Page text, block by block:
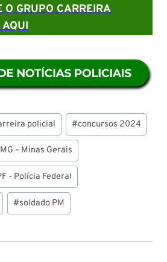
O GRUPO CARREIRA
policial #concursos 2024
MG – Minas Gerais
- Polícia Federal
#soldado PM